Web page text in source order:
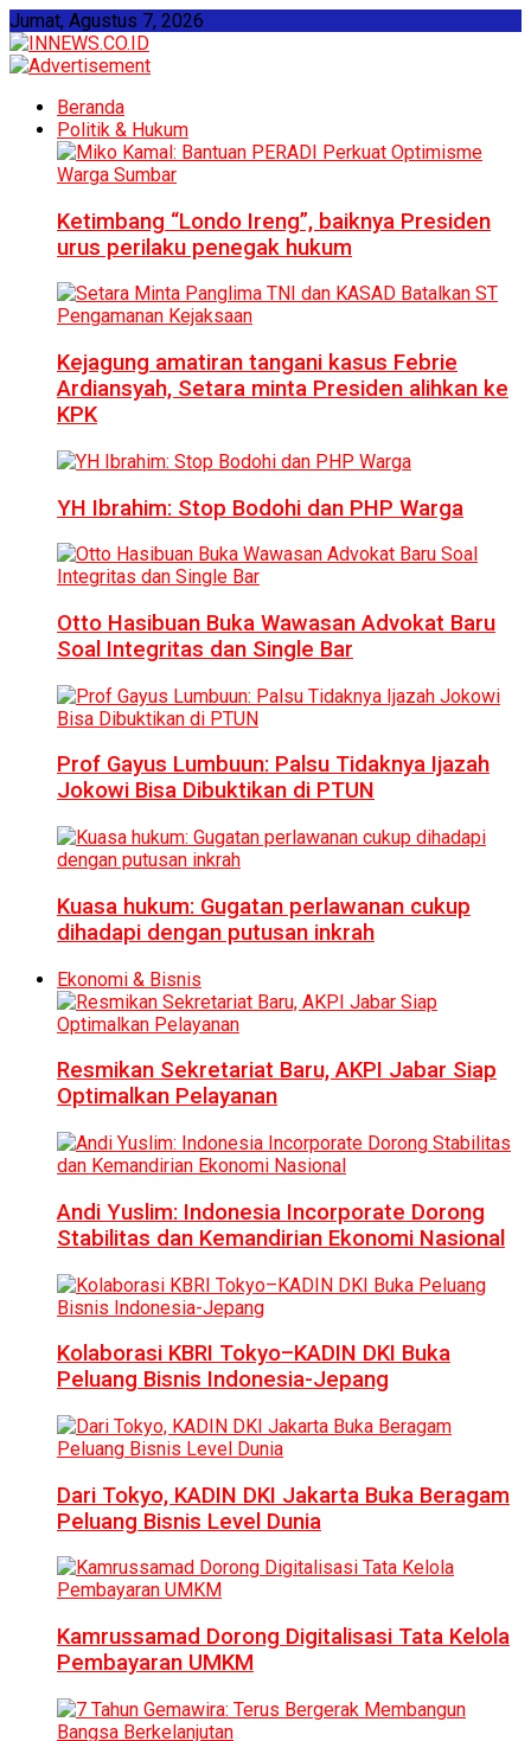
Jumat, Agustus 7, 2026
Beranda
Politik & Hukum
Ketimbang “Londo Ireng”, baiknya Presiden
urus perilaku penegak hukum
Kejagung amatiran tangani kasus Febrie
Ardiansyah, Setara minta Presiden alihkan ke
KPK
YH Ibrahim: Stop Bodohi dan PHP Warga
Otto Hasibuan Buka Wawasan Advokat Baru
Soal Integritas dan Single Bar
Prof Gayus Lumbuun: Palsu Tidaknya Ijazah
Jokowi Bisa Dibuktikan di PTUN
Kuasa hukum: Gugatan perlawanan cukup
dihadapi dengan putusan inkrah
Ekonomi & Bisnis
Resmikan Sekretariat Baru, AKPI Jabar Siap
Optimalkan Pelayanan
Andi Yuslim: Indonesia Incorporate Dorong
Stabilitas dan Kemandirian Ekonomi Nasional
Kolaborasi KBRI Tokyo–KADIN DKI Buka
Peluang Bisnis Indonesia-Jepang
Dari Tokyo, KADIN DKI Jakarta Buka Beragam
Peluang Bisnis Level Dunia
Kamrussamad Dorong Digitalisasi Tata Kelola
Pembayaran UMKM